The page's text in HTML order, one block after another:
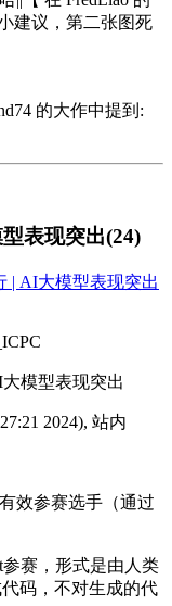
建议，第二张图死
的大作中提到:
表现突出(24)
| AI大模型表现突出
模型表现突出
2024), 站内
效参赛选手（通过
赛，形式是由人类
码，不对生成的代